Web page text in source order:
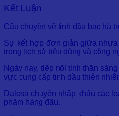
Kết Luận
Câu chuyện về tinh dầu bạc hà
Sự kết hợp đơn giản giữa nhựa
trong lịch sử tiêu dùng và công
Ngày nay, tiếp nối tinh thần
vực cung cấp tinh dầu thiên
Dalosa chuyên nhập khẩu các
phẩm hàng đầu.